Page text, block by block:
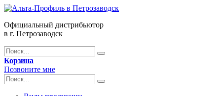
Официальный дистрибьютор
в г. Петрозаводск
Корзина
Позвоните мне